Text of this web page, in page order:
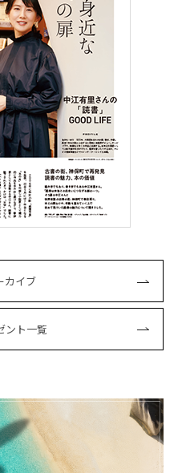
カイブ
ント一覧